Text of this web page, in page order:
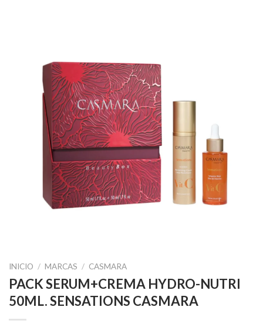
INICIO / MARCAS / CASMARA
PACK SERUM+CREMA HYDRO-NUTRI
50ML. SENSATIONS CASMARA